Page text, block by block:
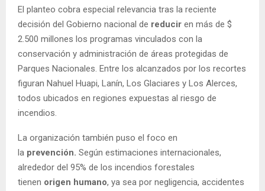
El planteo cobra especial relevancia tras la reciente
decisión del Gobierno nacional de reducir en más de $
2.500 millones los programas vinculados con la
conservación y administración de áreas protegidas de
Parques Nacionales. Entre los alcanzados por los recortes
figuran Nahuel Huapi, Lanín, Los Glaciares y Los Alerces,
todos ubicados en regiones expuestas al riesgo de
incendios.
La organización también puso el foco en
la prevención. Según estimaciones internacionales,
alrededor del 95% de los incendios forestales
tienen origen humano, ya sea por negligencia, accidentes